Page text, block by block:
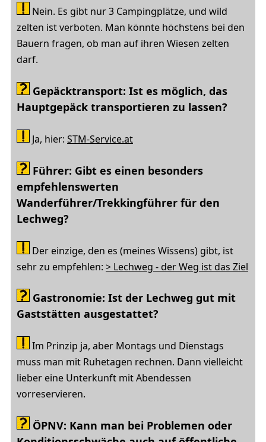
Nein. Es gibt nur 3 Campingplätze, und wild
zelten ist verboten. Man könnte höchstens bei den
Bauern fragen, ob man auf ihren Wiesen zelten
darf.
Gepäcktransport: Ist es möglich, das
Hauptgepäck transportieren zu lassen?
Ja, hier: STM-Service.at
Führer: Gibt es einen besonders
empfehlenswerten
Wanderführer/Trekkingführer für den
Lechweg?
Der einzige, den es (meines Wissens) gibt, ist
sehr zu empfehlen: > Lechweg - der Weg ist das Ziel
Gastronomie: Ist der Lechweg gut mit
Gaststätten ausgestattet?
Im Prinzip ja, aber Montags und Dienstags
muss man mit Ruhetagen rechnen. Dann vielleicht
lieber eine Unterkunft mit Abendessen
vorreservieren.
ÖPNV: Kann man bei Problemen oder